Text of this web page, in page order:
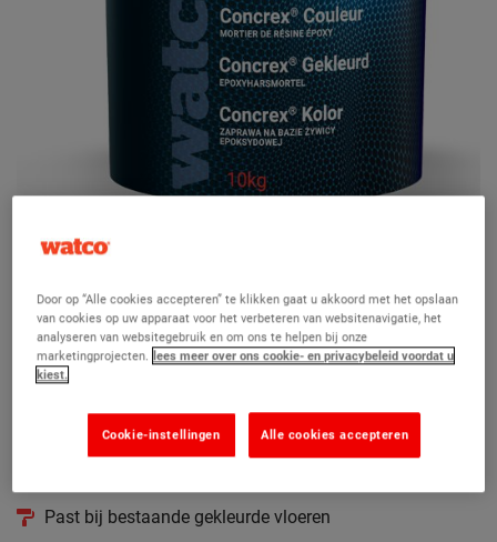
Concrex Gekleurd
Gekleurde epoxy reparatiemortel om gaten in gekleurde
gebieden met veel verkeer te dichten
Past bij bestaande gekleurde vloeren
Door op “Alle cookies accepteren” te klikken gaat u akkoord met het opslaan
van cookies op uw apparaat voor het verbeteren van websitenavigatie, het
analyseren van websitegebruik en om ons te helpen bij onze
marketingprojecten. lees meer over ons cookie- en privacybeleid voordat u
kiest.
Alle cookies accepteren
Cookie-instellingen